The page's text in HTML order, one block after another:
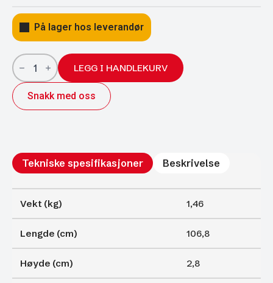
På lager hos leverandør
Gassfjærer
Arctic
27/14;
1068/500;
2500N
antall
LEGG I HANDLEKURV
Snakk med oss
Tekniske spesifikasjoner Beskrivelse
Vekt (kg) 1,46
Lengde (cm) 106,8
Høyde (cm) 2,8